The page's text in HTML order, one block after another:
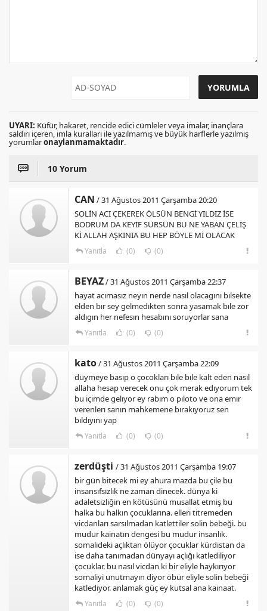
UYARI: Küfür, hakaret, rencide edici cümleler veya imalar, inançlara
saldırı içeren, imla kuralları ile yazılmamış ve büyük harflerle yazılmış
yorumlaronaylanmamaktadır.
10 Yorum
CAN / 31 Ağustos 2011 Çarşamba 20:20
SOLİN ACI ÇEKEREK ÖLSÜN BENGİ YILDIZ İSE
BODRUM DA KEYİF SÜRSÜN BU NE YABAN ÇELİŞ
Kİ ALLAH AŞKINIA BU HEP BÖYLE Mİ OLACAK
Yanıtla (0) (0)
BEYAZ/ 31 Ağustos 2011 Çarşamba 22:37
hayat acımasız neyın nerde nasıl olacagını bılsekte
elden bır sey gelmedıkten sonra yasamak bıle zor
aldıgın her nefesın hesabını soruyorlar sana
Yanıtla (0) (0)
kato/ 31 Ağustos 2011 Çarşamba 22:09
düymeye basıp o çocokları bıle bıle kalt eden nasıl
allaha hesap verecek onu çok merak edıyorum tek
bu içimde gelıyor ey rabım o pıloto ve ona emır
verenlerı sanın mahkemene bırakıyoruz sen
bıldıyını yap
Yanıtla (0) (0)
zerdüşti / 31 Ağustos 2011 Çarşamba 19:07
bir gün bitecek mi ey ahura mazda bu çile bu
insansıfsızlık ne zaman dinecek. dünya ki
adaletsizliğin en kötüsünü musallat etmiş bu
halka bu halkın çocuklarına. elleri titremeden
vicdanları sarsılmadan katlettiler solin bebeği. bu
mudur kainatın dengesi bu mudur insanlık.
somalideki açlıktan ölüyor çocuklar kürdistan da
ise daha tanımadan dünyayı açlığı katlediliyor
çocuklar. bu nasıl vicdan ki bir eliyle haykırıyor
somaliyi unutmayın diyor öbür eliyle solin bebeği
katlediyor. anlamak güç ey kutsal ana kainaat.
Yanıtla (0) (0)